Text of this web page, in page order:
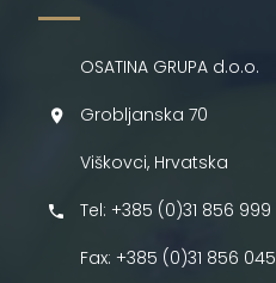
OSATINA GRUPA d.o.o.
Grobljanska 70
Viškovci, Hrvatska
Tel: +385 (0)31 856 999
Fax: +385 (0)31 856 045